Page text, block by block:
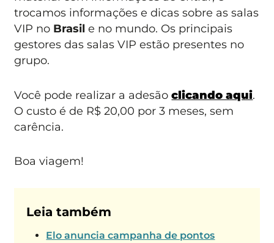
trocamos informações e dicas sobre as salas
VIP no Brasile no mundo. Os principais
gestores das salas VIP estão presentes no
grupo.
Você pode realizar a adesãoclicando aqui.
O custo é de R$ 20,00 por 3 meses, sem
carência.
Boa viagem!
Leia também
Elo anuncia campanha de pontos